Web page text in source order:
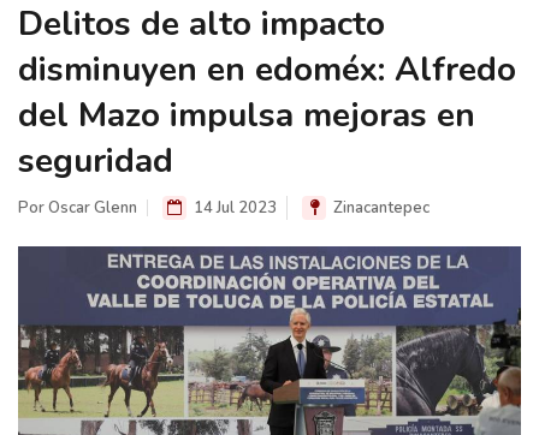
Delitos de alto impacto
disminuyen en edoméx: Alfredo
del Mazo impulsa mejoras en
seguridad
Por Oscar Glenn 14 Jul 2023 Zinacantepec